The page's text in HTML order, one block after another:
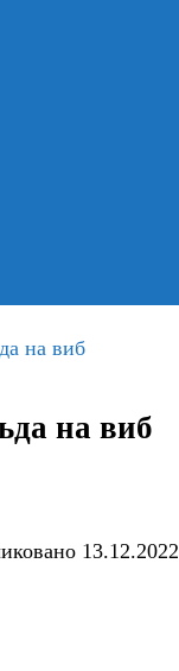
на виб
на виб
13.12.2022